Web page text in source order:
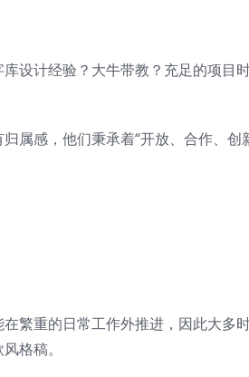
设计经验？大牛带教？充足的项目
属感，他们秉承着“开放、合作、创
繁重的日常工作外推进，因此大多
格稿。